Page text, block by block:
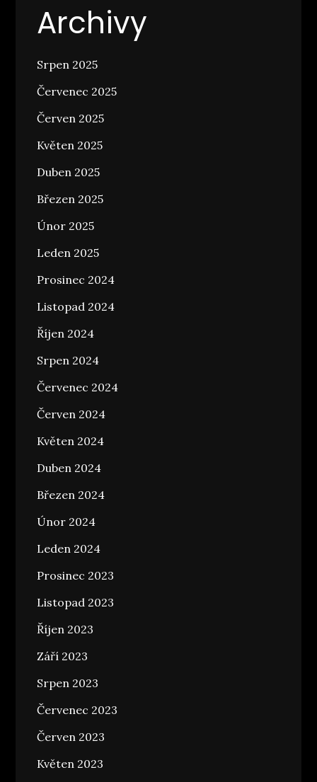
Archivy
Srpen 2025
Červenec 2025
Červen 2025
Květen 2025
Duben 2025
Březen 2025
Únor 2025
Leden 2025
Prosinec 2024
Listopad 2024
Říjen 2024
Srpen 2024
Červenec 2024
Červen 2024
Květen 2024
Duben 2024
Březen 2024
Únor 2024
Leden 2024
Prosinec 2023
Listopad 2023
Říjen 2023
Září 2023
Srpen 2023
Červenec 2023
Červen 2023
Květen 2023